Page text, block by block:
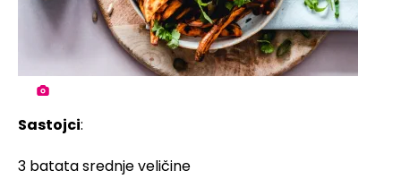
Sastojci:
3 batata srednje veličine